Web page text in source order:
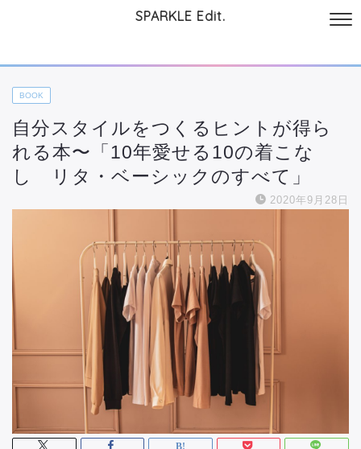
SPARKLE Edit.
BOOK
自分スタイルをつくるヒントが得ら
れる本〜「10年愛せる10の着こな
し リタ・ベーシックのすべて」
2020年9月28日